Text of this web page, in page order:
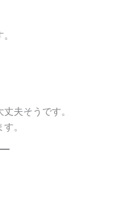
夫そうです。
。